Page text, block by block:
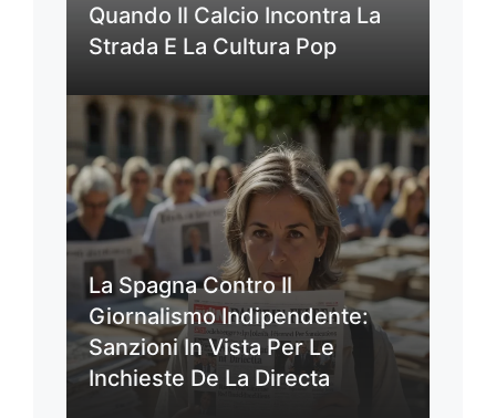
Quando Il Calcio Incontra La
Strada E La Cultura Pop
La Spagna Contro Il
Giornalismo Indipendente:
Sanzioni In Vista Per Le
Inchieste De La Directa